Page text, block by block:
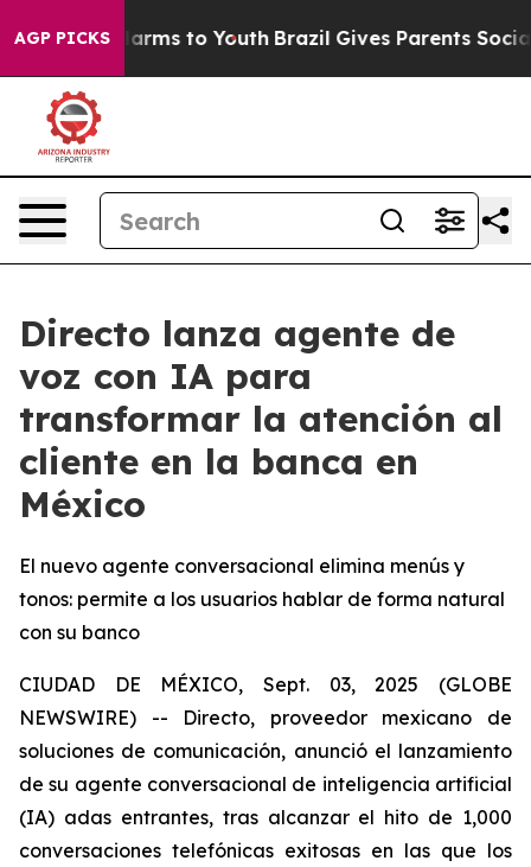
AGP PICKS
Abate Harms to Youth Brazil Gives Parents Social
Directo lanza agente de
voz con IA para
transformar la atención al
cliente en la banca en
México
El nuevo agente conversacional elimina menús y
tonos: permite a los usuarios hablar de forma natural
con su banco
CIUDAD DE MÉXICO, Sept. 03, 2025 (GLOBE
NEWSWIRE) -- Directo, proveedor mexicano de
soluciones de comunicación, anunció el lanzamiento
de su agente conversacional de inteligencia artificial
(IA) adas entrantes, tras alcanzar el hito de 1,000
conversaciones telefónicas exitosas en las que los